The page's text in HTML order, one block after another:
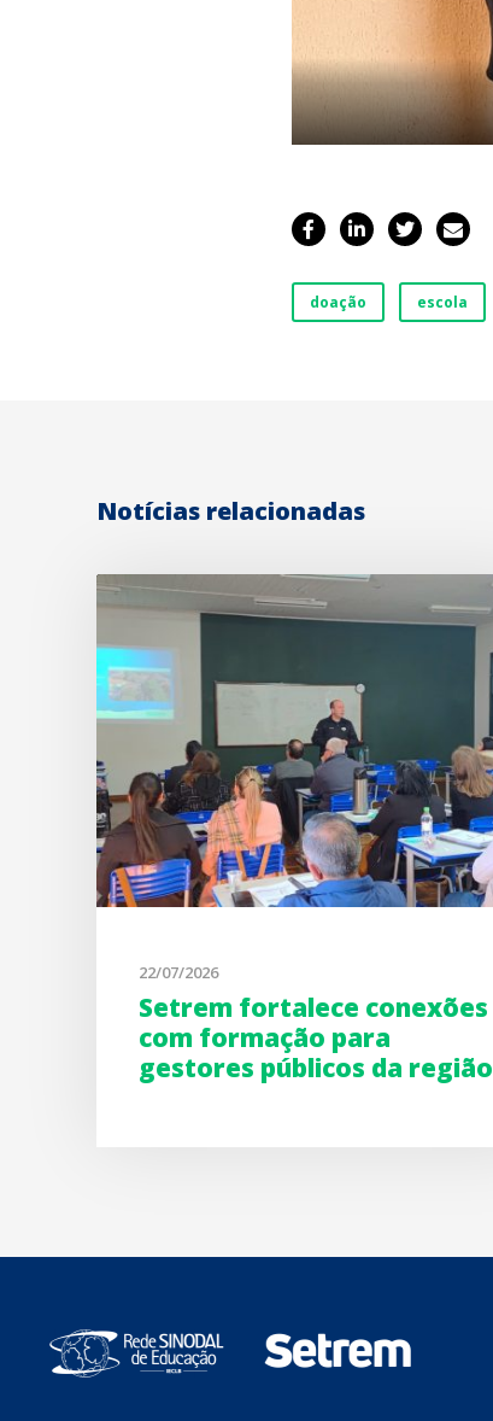
doação escola
Notícias relacionadas
22/07/2026
Setrem fortalece conexões
com formação para
gestores públicos da região